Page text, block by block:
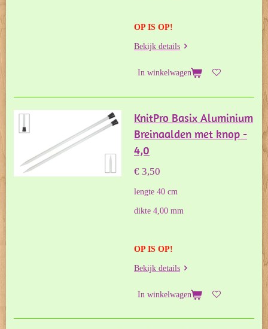
OP IS OP!
Bekijk details
In winkelwagen
KnitPro Basix Aluminium
Breinaalden met knop -
4,0
€ 3,50
lengte 40 cm
dikte 4,00 mm
OP IS OP!
Bekijk details
In winkelwagen